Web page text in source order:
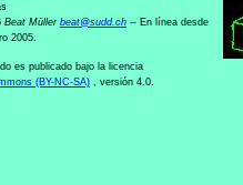
Beat Müller beat@sudd.ch -- En línea desde
2005.
es publicado bajo la licencia
(BY-NC-SA) , versión 4.0.